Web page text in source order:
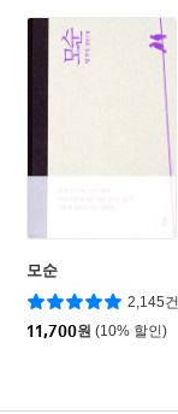
모순
2,145건
11,700원 (10% 할인)